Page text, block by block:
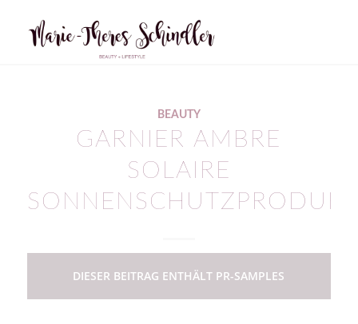
BEAUTY
GARNIER AMBRE
SOLAIRE
DIESER BEITRAG ENTHÄLT PR-SAMPLES